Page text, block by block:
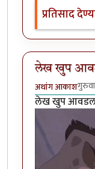
प्रतिसाद
लेख खुप
अथांग आकाश
लेख खुप